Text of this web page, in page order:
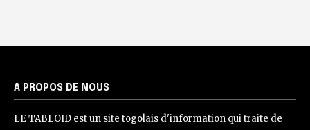
A PROPOS DE NOUS
LE TABLOID est un site togolais d'information qui traite de